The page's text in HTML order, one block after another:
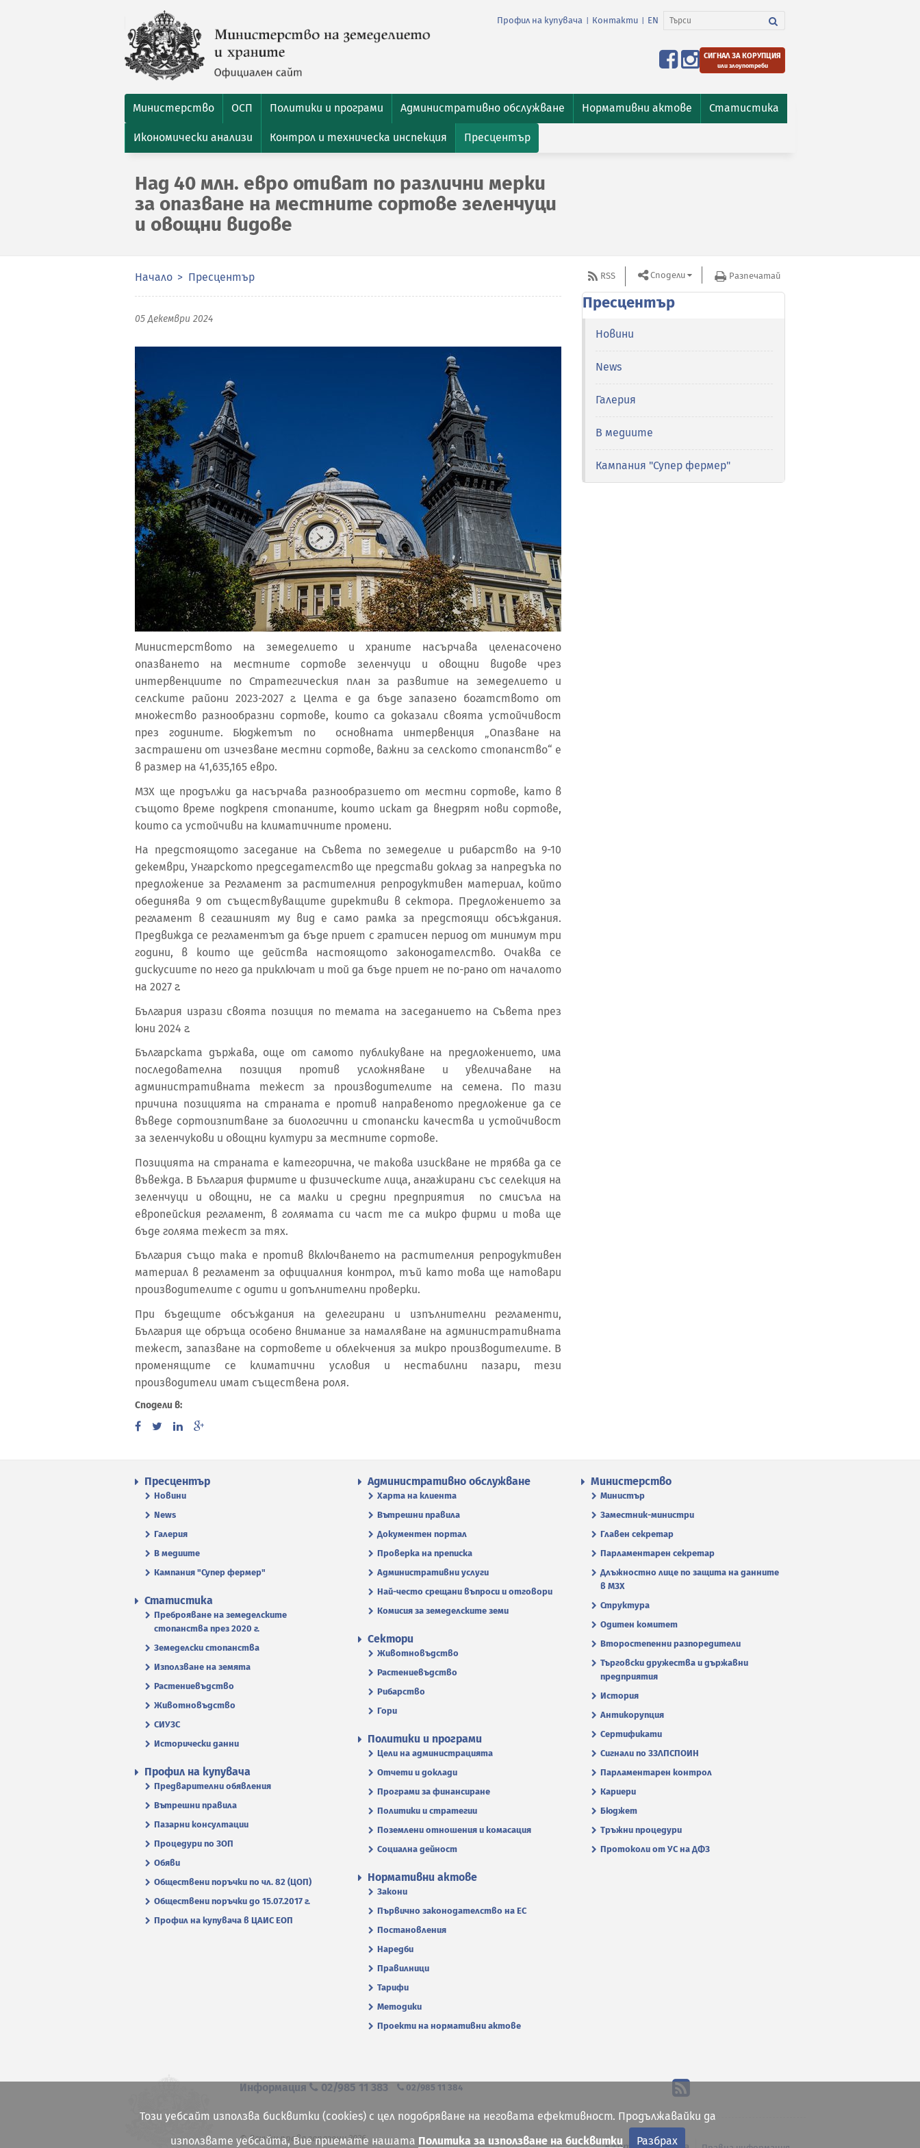
Профил на купувача Контакти EN
СИГНАЛ ЗА КОРУПЦИЯ
или злоупотреби
Министерство ОСП Политики и програми Административно обслужване Нормативни актове Статистика
Икономически анализи Контрол и техническа инспекция Пресцентър
Над 40 млн. евро отиват по различни мерки
за опазване на местните сортове зеленчуци
и овощни видове
Начало Пресцентър
05 Декември 2024
Министерството на земеделието и храните насърчава целенасочено
опазването на местните сортове зеленчуци и овощни видове чрез
интервенциите по Стратегическия план за развитие на земеделието и
селските райони 2023-2027 г. Целта е да бъде запазено богатството от
множество разнообразни сортове, които са доказали своята устойчивост
през годините. Бюджетът по основната интервенция „Опазване на
застрашени от изчезване местни сортове, важни за селското стопанство“ е
в размер на 41,635,165 евро.
МЗХ ще продължи да насърчава разнообразието от местни сортове, като в
същото време подкрепя стопаните, които искат да внедрят нови сортове,
които са устойчиви на климатичните промени.
На предстоящото заседание на Съвета по земеделие и рибарство на 9-10
декември, Унгарското председателство ще представи доклад за напредъка по
предложение за Регламент за растителния репродуктивен материал, който
обединява 9 от съществуващите директиви в сектора. Предложението за
регламент в сегашният му вид е само рамка за предстоящи обсъждания.
Предвижда се регламентът да бъде приет с гратисен период от минимум три
години, в които ще действа настоящото законодателство. Очаква се
дискусиите по него да приключат и той да бъде приет не по-рано от началото
на 2027 г.
България изрази своята позиция по темата на заседанието на Съвета през
юни 2024 г.
Българската държава, още от самото публикуване на предложението, има
последователна позиция против усложняване и увеличаване на
административната тежест за производителите на семена. По тази
причина позицията на страната е против направеното предложение да се
въведе сортоизпитване за биологични и стопански качества и устойчивост
за зеленчукови и овощни култури за местните сортове.
Позицията на страната е категорична, че такова изискване не трябва да се
въвежда. В България фирмите и физическите лица, ангажирани със селекция на
зеленчуци и овощни, не са малки и средни предприятия по смисъла на
европейския регламент, в голямата си част те са микро фирми и това ще
бъде голяма тежест за тях.
България също така е против включването на растителния репродуктивен
материал в регламент за официалния контрол, тъй като това ще натовари
производителите с одити и допълнителни проверки.
При бъдещите обсъждания на делегирани и изпълнителни регламенти,
България ще обръща особено внимание за намаляване на административната
тежест, запазване на сортовете и облекчения за микро производителите. В
променящите се климатични условия и нестабилни пазари, тези
производители имат съществена роля.
Сподели в:
RSS Сподели Разпечатай
Пресцентър
Новини
News
Галерия
В медиите
Кампания "Супер фермер"
Пресцентър
Новини
News
Галерия
В медиите
Кампания "Супер фермер"
Административно обслужване
Харта на клиента
Вътрешни правила
Документен портал
Проверка на преписка
Административни услуги
Най-често срещани въпроси и отговори
Комисия за земеделските земи
Министерство
Министър
Заместник-министри
Главен секретар
Парламентарен секретар
Длъжностно лице по защита на данните
в МЗХ
Структура
Одитен комитет
Второстепенни разпоредители
Търговски дружества и държавни
предприятия
История
Антикорупция
Сертификати
Сигнали по ЗЗЛПСПОИН
Парламентарен контрол
Кариери
Бюджет
Тръжни процедури
Протоколи от УС на ДФЗ
Статистика
Преброяване на земеделските
стопанства през 2020 г.
Земеделски стопанства
Използване на земята
Растениевъдство
Животновъдство
СИУЗС
Исторически данни
Сектори
Животновъдство
Растениевъдство
Рибарство
Гори
Политики и програми
Цели на администрацията
Отчети и доклади
Програми за финансиране
Политики и стратегии
Поземлени отношения и комасация
Социална дейност
Профил на купувача
Предварителни обявления
Вътрешни правила
Пазарни консултации
Процедури по ЗОП
Обяви
Обществени поръчки по чл. 82 (ЦОП)
Обществени поръчки до 15.07.2017 г.
Профил на купувача в ЦАИС ЕОП
Нормативни актове
Закони
Първично законодателство на ЕС
Постановления
Наредби
Правилници
Тарифи
Методики
Проекти на нормативни актове
Информация 02/985 11 383 02/985 11 384
© Всички права запазени 2026
Този уебсайт използва бисквитки (cookies) с цел подобряване на неговата ефективност. Продължавайки да
използвате уебсайта, Вие приемате нашата Политика за използване на бисквитки Разбрах